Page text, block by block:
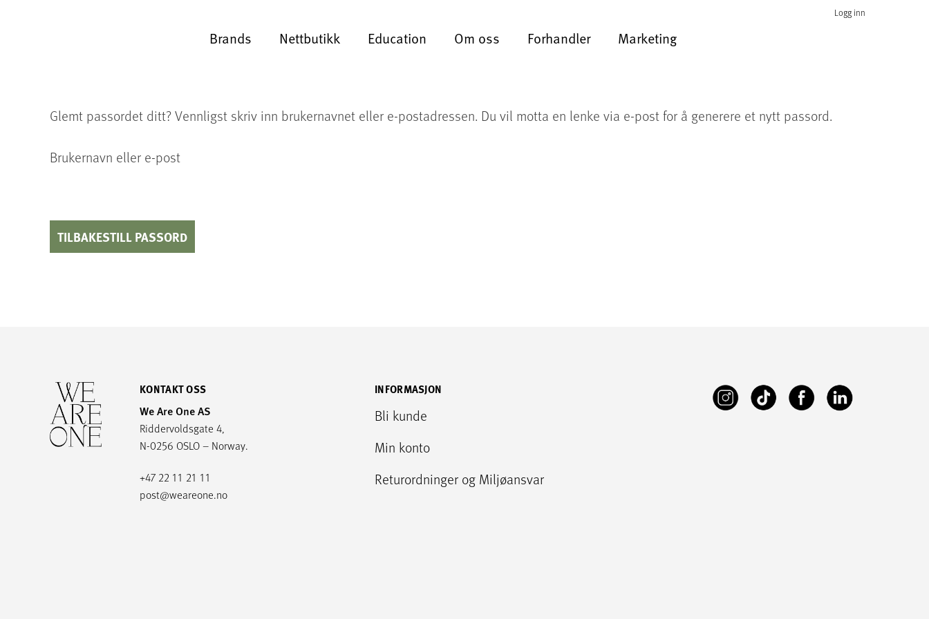
Logg inn
Brands Nettbutikk Education Om oss Forhandler Marketing
Glemt passordet ditt? Vennligst skriv inn brukernavnet eller e-postadressen. Du vil motta en lenke via e-post for å generere et nytt passord.
Brukernavn eller e-post
TILBAKESTILL PASSORD
KONTAKT OSS
We Are One AS
Riddervoldsgate 4,
N-0256 OSLO – Norway.
+47 22 11 21 11
post@weareone.no
INFORMASJON
Bli kunde
Min konto
Returordninger og Miljøansvar